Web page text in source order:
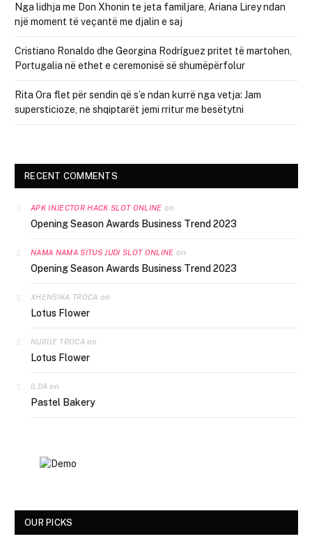
Nga lidhja me Don Xhonin te jeta familjare, Ariana Lirey ndan
një moment të veçantë me djalin e saj
Cristiano Ronaldo dhe Georgina Rodríguez pritet të martohen,
Portugalia në ethet e ceremonisë së shumëpërfolur
Rita Ora flet për sendin që s’e ndan kurrë nga vetja: Jam
supersticioze, ne shqiptarët jemi rritur me besëtytni
RECENT COMMENTS
APK INJECTOR HACK SLOT ONLINE on
Opening Season Awards Business Trend 2023
NAMA NAMA SITUS JUDI SLOT ONLINE on
Opening Season Awards Business Trend 2023
XHENSIKA TROCA on
Lotus Flower
NURIJE TROCAon
Lotus Flower
ILDA on
Pastel Bakery
OUR PICKS